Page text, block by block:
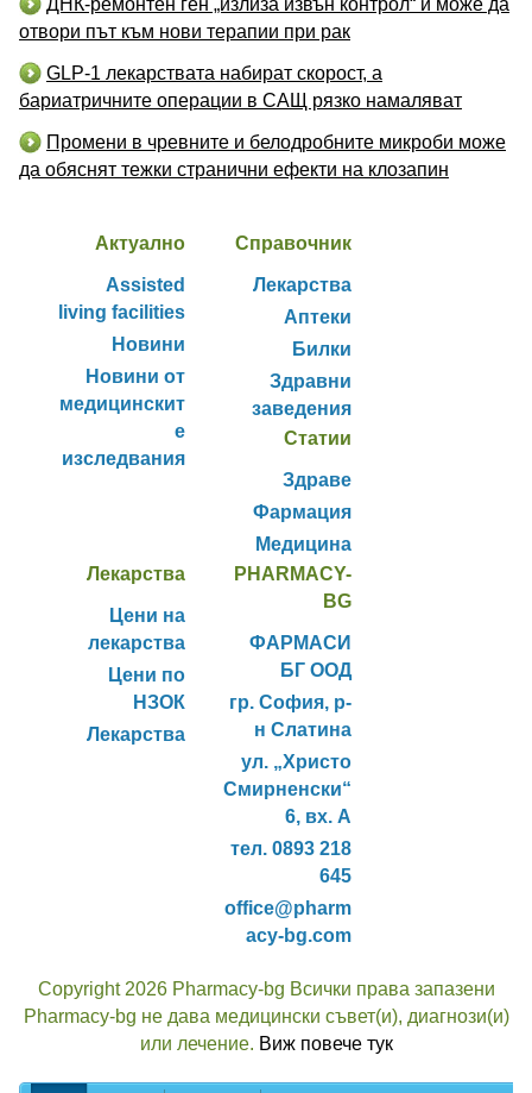
ДНК-ремонтен ген „излиза извън контрол“ и може да
отвори път към нови терапии при рак
GLP-1 лекарствата набират скорост, а
бариатричните операции в САЩ рязко намаляват
Промени в чревните и белодробните микроби може
да обяснят тежки странични ефекти на клозапин
Актуално
Assisted
living facilities
Новини
Новини от
медицинскит
е
изследвания
Справочник
Лекарства
Аптеки
Билки
Здравни
заведения
Статии
Здраве
Фармация
Медицина
Лекарства
Цени на
лекарства
Цени по
НЗОК
Лекарства
PHARMACY-
BG
ФАРМАСИ
БГ ООД
гр. София, р-
н Слатина
ул. „Христо
Смирненски“
6, вх. А
тел. 0893 218
645
office@pharm
acy-bg.com
Copyright 2026 Pharmacy-bg Всички права запазени
Pharmacy-bg не дава медицински съвет(и), диагнози(и)
или лечение. Виж повече тук